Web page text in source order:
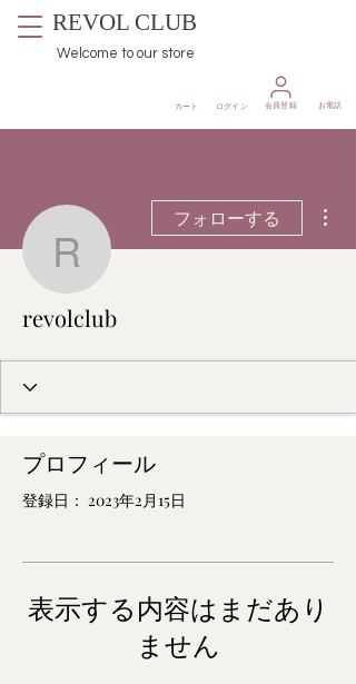
REVOL CLUB
Welcome to our store
カート ログイン ​会員登録 お電話
revolclub
フォローする
revolclub
プロフィール
登録日： 2023年2月15日
表示する内容はまだあり
ません